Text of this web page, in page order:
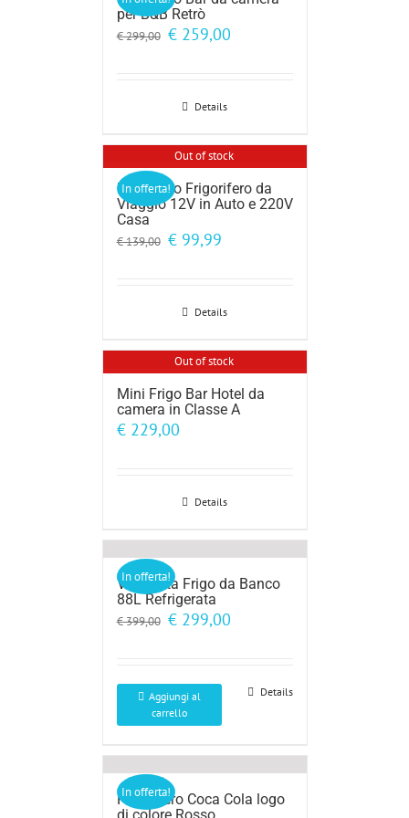
per B&B Retrò
€299,00 Il
€ 299,00.
€259,00Il
Details
In offerta!
Out of stock
Mini Frigo Frigorifero da
Viaggio 12V in Auto e 220V
Casa
€139,00 Il
€ 139,00.
€99,99Il
Details
Out of stock
Mini Frigo Bar Hotel da
camera in Classe A
€229,00
Details
In offerta!
Vetrinetta Frigo da Banco
88L Refrigerata
€399,00 Il
€ 399,00.
€299,00Il
€ 299,00.
Aggiungi al
carrello
Details
In offerta!
Frigorifero Coca Cola logo